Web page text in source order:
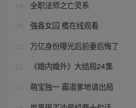
19 全职法师之亡灵系
20 強姦女囚 檻在线观看
21 万亿身份曝光后前妻后悔了
22 《婚内婚外》大结局24集
23 萌宝独一 霸道爹地请出局